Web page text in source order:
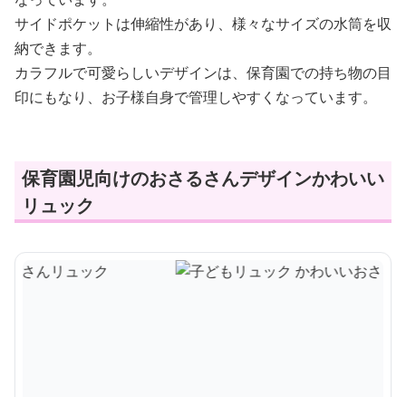
サイドポケットは伸縮性があり、様々なサイズの水筒を収
納できます。
カラフルで可愛らしいデザインは、保育園での持ち物の目
印にもなり、お子様自身で管理しやすくなっています。
保育園児向けのおさるさんデザインかわいい
リュック